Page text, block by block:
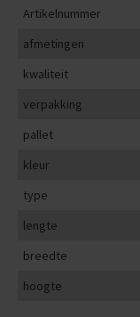
Artikelnummer
afmetingen
kwaliteit
verpakking
pallet
kleur
type
lengte
breedte
hoogte